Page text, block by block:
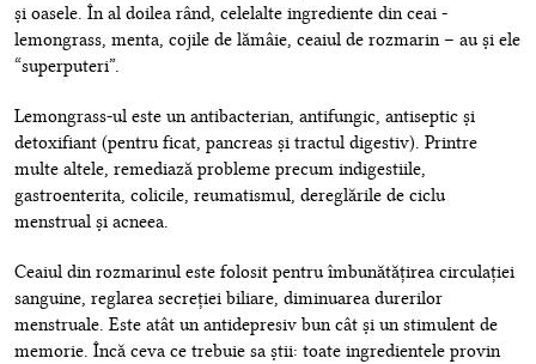
și oasele. În al doilea rând, celelalte ingrediente din ceai -
lemongrass, menta, cojile de lămâie, ceaiul de rozmarin – au și ele
“superputeri”.
Lemongrass-ul este un antibacterian, antifungic, antiseptic și
detoxifiant (pentru ficat, pancreas și tractul digestiv). Printre
multe altele, remediază probleme precum indigestiile,
gastroenterita, colicile, reumatismul, dereglările de ciclu
menstrual și acneea.
Ceaiul din rozmarinul este folosit pentru îmbunătățirea circulației
sanguine, reglarea secreției biliare, diminuarea durerilor
menstruale. Este atât un antidepresiv bun cât și un stimulent de
memorie. Încă ceva ce trebuie sa știi: toate ingredientele provin